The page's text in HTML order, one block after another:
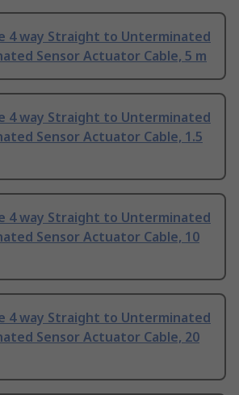
4 way Straight to Unterminated
Sensor Actuator Cable, 5 m
4 way Straight to Unterminated
Sensor Actuator Cable, 1.5
4 way Straight to Unterminated
Sensor Actuator Cable, 10
4 way Straight to Unterminated
Sensor Actuator Cable, 20